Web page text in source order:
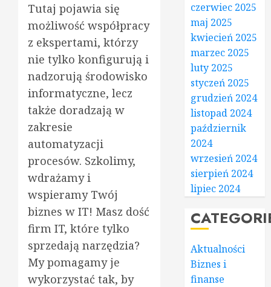
Tutaj pojawia się
możliwość współpracy
z ekspertami, którzy
nie tylko konfigurują i
nadzorują środowisko
informatyczne, lecz
także doradzają w
zakresie
automatyzacji
procesów. Szkolimy,
wdrażamy i
wspieramy Twój
biznes w IT! Masz dość
firm IT, które tylko
sprzedają narzędzia?
My pomagamy je
wykorzystać tak, by
czerwiec 2025
maj 2025
kwiecień 2025
marzec 2025
luty 2025
styczeń 2025
grudzień 2024
listopad 2024
październik
2024
wrzesień 2024
sierpień 2024
lipiec 2024
Aktualności
Biznes i
finanse